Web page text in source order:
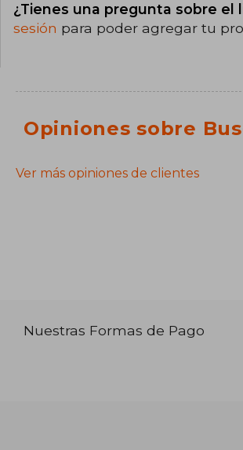
¿Tienes una pregunta sobre el
sesión para poder agregar tu
Opiniones sobre
Ver más opiniones de clientes
Nuestras Formas de Pago